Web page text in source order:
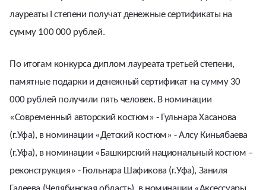
лауреаты I степени получат денежные сертификаты на
сумму 100 000 рублей.
По итогам конкурса диплом лауреата третьей степени,
памятные подарки и денежный сертификат на сумму 30
000 рублей получили пять человек. В номинации
«Современный авторский костюм» - Гульнара Хасанова
(г.Уфа), в номинации «Детский костюм» - Алсу Киньябаева
(г.Уфа), в номинации «Башкирский национальный костюм –
реконструкция» - Гюльнара Шафикова (г.Уфа), Заниля